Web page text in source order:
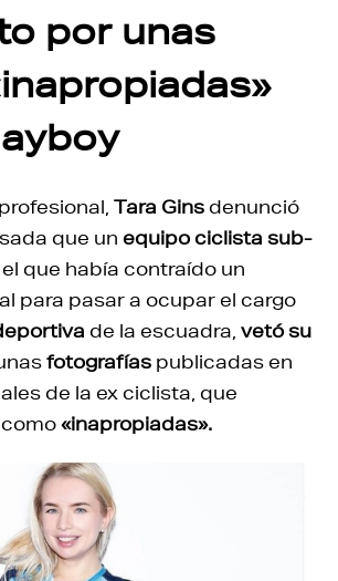
por unas
Tara Ginsdenunció
que un equipo ciclista sub-
el que había contraído un
para pasar a ocupar el cargo
de la escuadra, vetó su
fotografías publicadas en
de la ex ciclista, que
«inapropiadas».